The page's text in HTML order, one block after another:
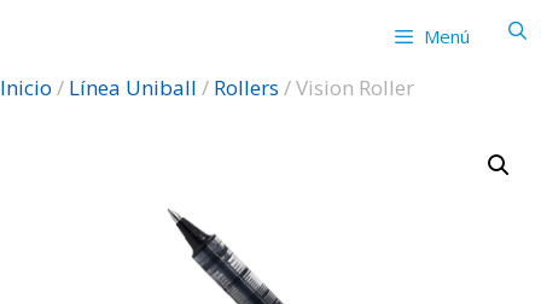
contenido
Menú
Inicio / Línea Uniball / Rollers / Vision Roller